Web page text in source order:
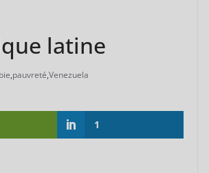
latine
,pauvreté,Venezuela
1